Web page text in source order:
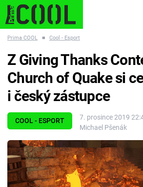
ESCAPE PLNEJ KOTEL AVENGERS 5
Témata
Filmy
Seriály
Prima COOL ■ Cool - Esport
COOL - ESPORT
7. prosince 2019
Michael Pšenák
Z Giving Thanks
Church of Quake si
i český zástupce